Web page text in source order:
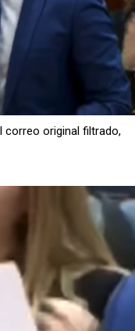
correo original filtrado,